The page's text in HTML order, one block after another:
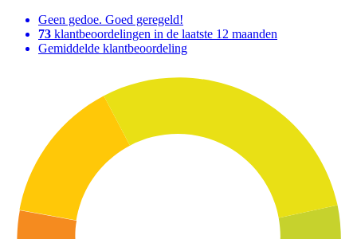
Geen gedoe. Goed geregeld!
73 klantbeoordelingen in de laatste 12 maanden
Gemiddelde klantbeoordeling